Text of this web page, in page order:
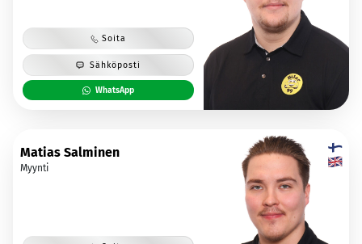
Soita
Sähköposti
WhatsApp
Matias Salminen
Myynti